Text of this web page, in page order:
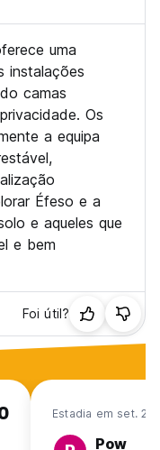
uma
instalações
camas
Os
a equipa
Éfeso e a
e aqueles que
e bem
Foi útil?
Estadia em set.
Pow